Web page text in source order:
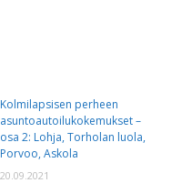
Kolmilapsisen perheen
asuntoautoilukokemukset –
osa 2: Lohja, Torholan luola,
Porvoo, Askola
20.09.2021